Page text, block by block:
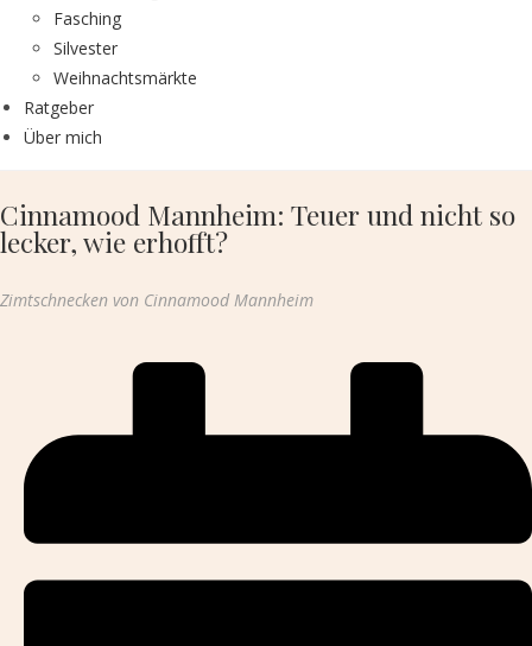
Fasching
Silvester
Weihnachtsmärkte
Ratgeber
Über mich
Cinnamood Mannheim: Teuer und nicht so
lecker, wie erhofft?
Zimtschnecken von Cinnamood Mannheim